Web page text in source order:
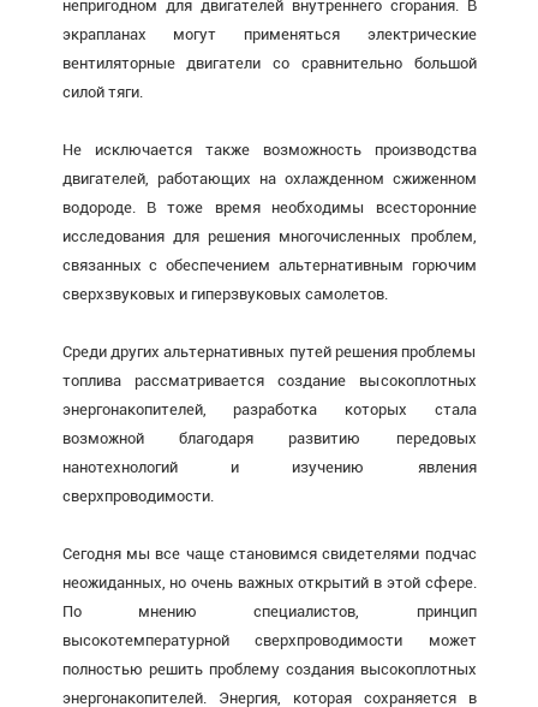
непригодном для двигателей внутреннего сгорания. В
экрапланах могут применяться электрические
вентиляторные двигатели со сравнительно большой
силой тяги.
Не исключается также возможность производства
двигателей, работающих на охлажденном сжиженном
водороде. В тоже время необходимы всесторонние
исследования для решения многочисленных проблем,
связанных с обеспечением альтернативным горючим
сверхзвуковых и гиперзвуковых самолетов.
Среди других альтернативных путей решения проблемы
топлива рассматривается создание высокоплотных
энергонакопителей, разработка которых стала
возможной благодаря развитию передовых
нанотехнологий и изучению явления
сверхпроводимости.
Сегодня мы все чаще становимся свидетелями подчас
неожиданных, но очень важных открытий в этой сфере.
По мнению специалистов, принцип
высокотемпературной сверхпроводимости может
полностью решить проблему создания высокоплотных
энергонакопителей. Энергия, которая сохраняется в